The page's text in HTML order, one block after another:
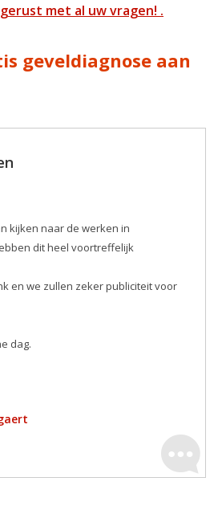
met al uw vragen! .
geveldiagnose aan
kijken naar de werken in
dit heel voortreffelijk
en we zullen zeker publiciteit voor
dag.